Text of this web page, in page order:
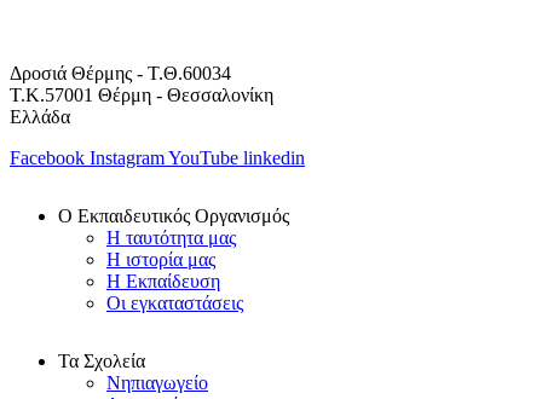
Δροσιά Θέρμης - Τ.Θ.60034
Τ.Κ.57001 Θέρμη - Θεσσαλονίκη
Ελλάδα
Facebook InstagramYouTube linkedin
Ο Εκπαιδευτικός Οργανισμός
Η ταυτότητα μας
Η ιστορία μας
Η Εκπαίδευση
Οι εγκαταστάσεις
Τα Σχολεία
Νηπιαγωγείο